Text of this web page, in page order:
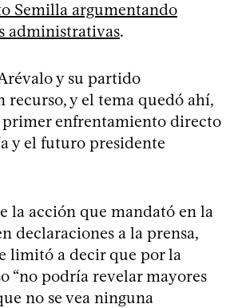
Semilla argumentando
administrativas.
y su partido
recurso, y el tema quedó ahí,
primer enfrentamiento directo
y el futuro presidente
la acción que mandató en la
declaraciones a la prensa,
limitó a decir que por la
“no podría revelar mayores
no se vea ninguna